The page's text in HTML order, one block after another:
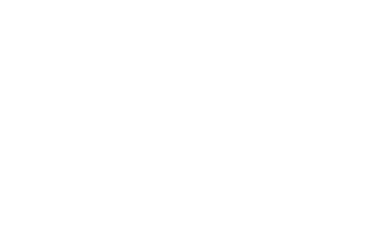
\